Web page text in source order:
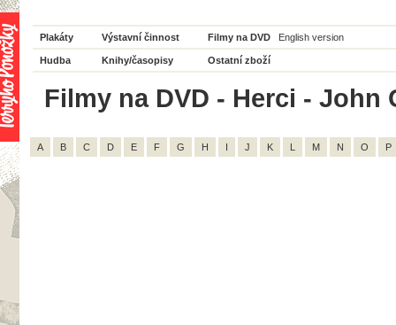
Plakáty Výstavní činnost Filmy na DVD English version
Hudba Knihy/časopisy Ostatní zboží
Filmy na DVD - Herci - John
A B C D E F G H I J K L M N O P